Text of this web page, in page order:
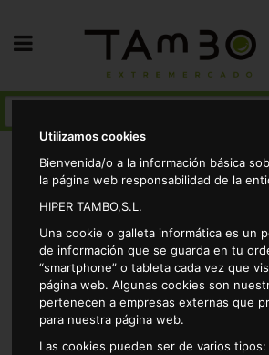
Utilizamos cookies
Bienvenida/o a la información básica
la página web responsabilidad de la
HIPER TAMBO,S.L.
Una cookie o galleta informática es un
de información que se guarda en tu
“smartphone” o tableta cada vez que
página web. Algunas cookies son
pertenecen a empresas externas que
para nuestra página web.
Las cookies pueden ser de varios tipos:
NUESTRAS
EN CÁCERES
PUNTOS DE VENTA
CÁCERES Y